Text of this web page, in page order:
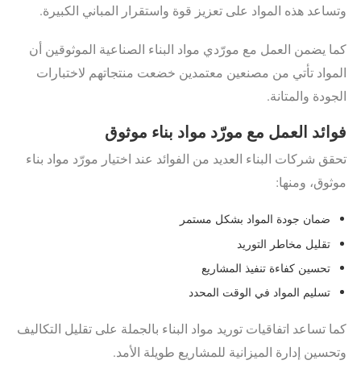
وتساعد هذه المواد على تعزيز قوة واستقرار المباني الكبيرة.
كما يضمن العمل مع مورّدي مواد البناء الصناعية الموثوقين أن
المواد تأتي من مصنعين معتمدين خضعت منتجاتهم لاختبارات
الجودة والمتانة.
فوائد العمل مع مورّد مواد بناء موثوق
تحقق شركات البناء العديد من الفوائد عند اختيار مورّد مواد بناء
موثوق، ومنها:
ضمان جودة المواد بشكل مستمر
تقليل مخاطر التوريد
تحسين كفاءة تنفيذ المشاريع
تسليم المواد في الوقت المحدد
كما تساعد اتفاقيات توريد مواد البناء بالجملة على تقليل التكاليف
وتحسين إدارة الميزانية للمشاريع طويلة الأمد.